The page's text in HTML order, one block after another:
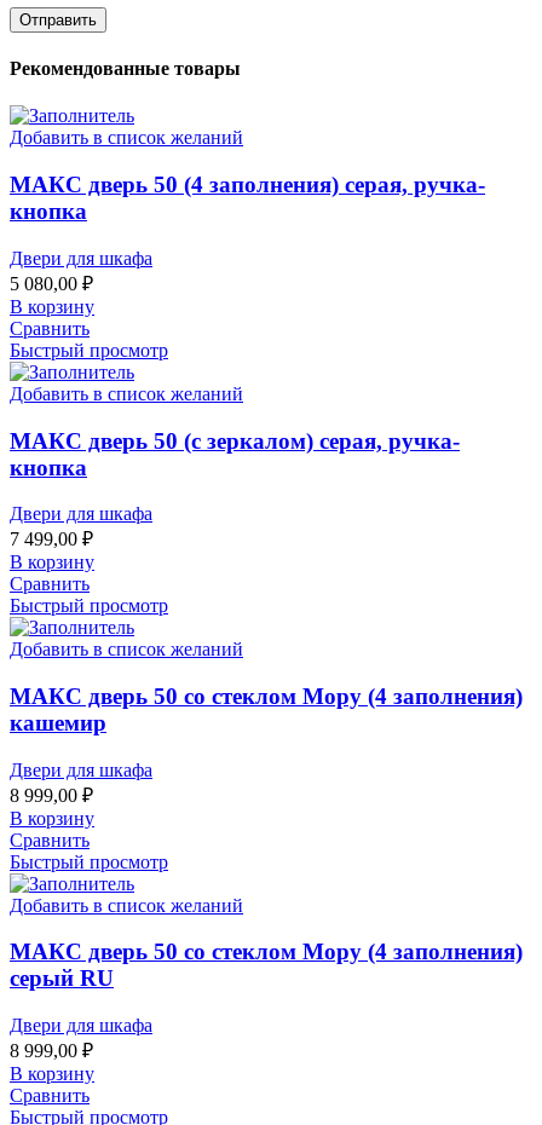
Рекомендованные товары
Добавить в список желаний
МАКС дверь 50 (4 заполнения) серая, ручка-
кнопка
Двери для шкафа
5 080,00 ₽
В корзину
Сравнить
Быстрый просмотр
Добавить в список желаний
МАКС дверь 50 (с зеркалом) серая, ручка-
кнопка
Двери для шкафа
7 499,00 ₽
В корзину
Сравнить
Быстрый просмотр
Добавить в список желаний
МАКС дверь 50 со стеклом Мору (4 заполнения)
кашемир
Двери для шкафа
8 999,00 ₽
В корзину
Сравнить
Быстрый просмотр
Добавить в список желаний
МАКС дверь 50 со стеклом Мору (4 заполнения)
серый RU
Двери для шкафа
8 999,00 ₽
В корзину
Сравнить
Быстрый просмотр